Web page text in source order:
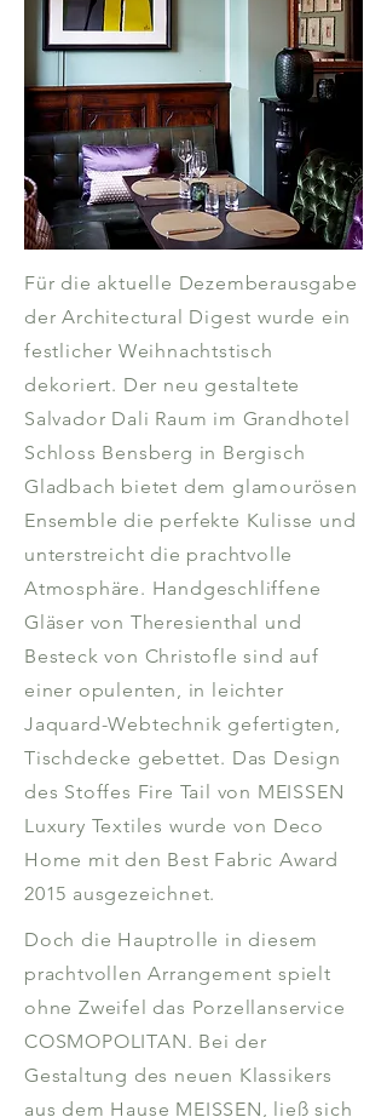
Für die aktuelle Dezemberausgabe
der Architectural Digest wurde ein
festlicher Weihnachtstisch
dekoriert. Der neu gestaltete
Salvador Dali Raum im Grandhotel
Schloss Bensberg in Bergisch
Gladbach bietet dem glamourösen
Ensemble die perfekte Kulisse und
unterstreicht die prachtvolle
Atmosphäre. Handgeschliffene
Gläser von Theresienthal und
Besteck von Christofle sind auf
einer opulenten, in leichter
Jaquard-Webtechnik gefertigten,
Tischdecke gebettet. Das Design
des Stoffes Fire Tail von MEISSEN
Luxury Textiles wurde von Deco
Home mit den Best Fabric Award
2015 ausgezeichnet.
Doch die Hauptrolle in diesem
prachtvollen Arrangement spielt
ohne Zweifel das Porzellanservice
COSMOPOLITAN. Bei der
Gestaltung des neuen Klassikers
aus dem Hause MEISSEN, ließ sich